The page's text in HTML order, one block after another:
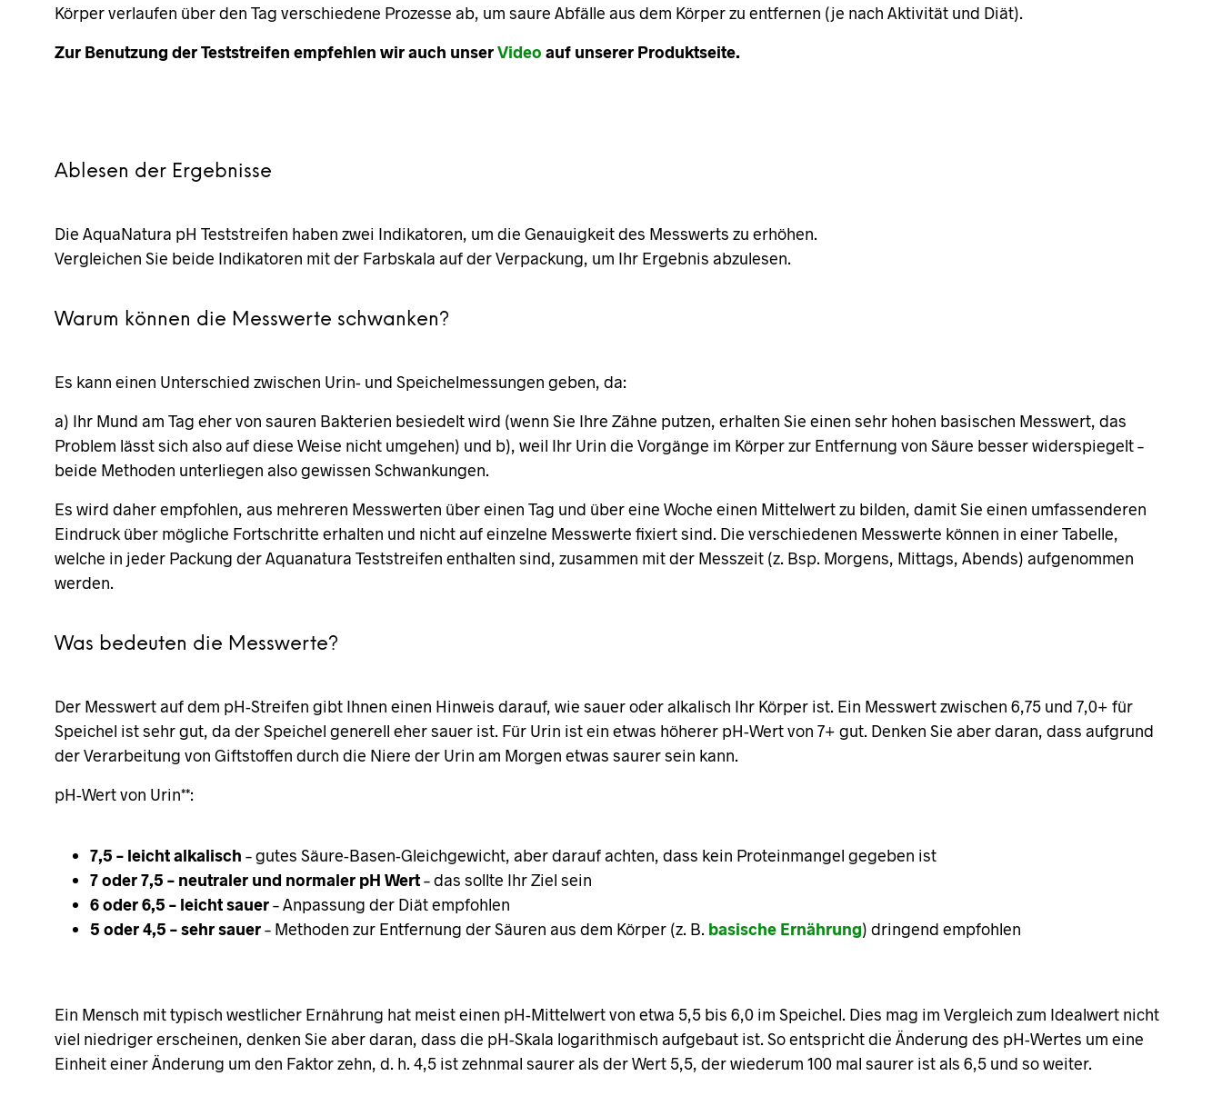
Körper verlaufen über den Tag verschiedene Prozesse ab, um saure Abfälle aus dem Körper zu entfernen (je nach Aktivität und Diät).
Zur Benutzung der Teststreifen empfehlen wir auch unserVideo auf unserer Produktseite.
Ablesen der Ergebnisse
Die AquaNatura pH Teststreifen haben zwei Indikatoren, um die Genauigkeit des Messwerts zu erhöhen.
Vergleichen Sie beide Indikatoren mit der Farbskala auf der Verpackung, um Ihr Ergebnis abzulesen.
Warum können die Messwerte schwanken?
Es kann einen Unterschied zwischen Urin- und Speichelmessungen geben, da:
a) Ihr Mund am Tag eher von sauren Bakterien besiedelt wird (wenn Sie Ihre Zähne putzen, erhalten Sie einen sehr hohen basischen Messwert, das
Problem lässt sich also auf diese Weise nicht umgehen) und b), weil Ihr Urin die Vorgänge im Körper zur Entfernung von Säure besser widerspiegelt –
beide Methoden unterliegen also gewissen Schwankungen.
Es wird daher empfohlen, aus mehreren Messwerten über einen Tag und über eine Woche einen Mittelwert zu bilden, damit Sie einen umfassenderen
Eindruck über mögliche Fortschritte erhalten und nicht auf einzelne Messwerte fixiert sind. Die verschiedenen Messwerte können in einer Tabelle,
welche in jeder Packung der Aquanatura Teststreifen enthalten sind, zusammen mit der Messzeit (z. Bsp. Morgens, Mittags, Abends) aufgenommen
werden.
Was bedeuten die Messwerte?
Der Messwert auf dem pH-Streifen gibt Ihnen einen Hinweis darauf, wie sauer oder alkalisch Ihr Körper ist. Ein Messwert zwischen 6,75 und 7,0+ für
Speichel ist sehr gut, da der Speichel generell eher sauer ist. Für Urin ist ein etwas höherer pH-Wert von 7+ gut. Denken Sie aber daran, dass aufgrund
der Verarbeitung von Giftstoffen durch die Niere der Urin am Morgen etwas saurer sein kann.
pH-Wert von Urin**:
7,5 – leicht alkalisch – gutes Säure-Basen-Gleichgewicht, aber darauf achten, dass kein Proteinmangel gegeben ist
7 oder 7,5 – neutraler und normaler pH Wert– das sollte Ihr Ziel sein
6 oder 6,5 – leicht sauer– Anpassung der Diät empfohlen
5 oder 4,5 – sehr sauer– Methoden zur Entfernung der Säuren aus dem Körper (z. B. basische Ernährung) dringend empfohlen
Ein Mensch mit typisch westlicher Ernährung hat meist einen pH-Mittelwert von etwa 5,5 bis 6,0 im Speichel. Dies mag im Vergleich zum Idealwert nicht
viel niedriger erscheinen, denken Sie aber daran, dass die pH-Skala logarithmisch aufgebaut ist. So entspricht die Änderung des pH-Wertes um eine
Einheit einer Änderung um den Faktor zehn, d. h. 4,5 ist zehnmal saurer als der Wert 5,5, der wiederum 100 mal saurer ist als 6,5 und so weiter.